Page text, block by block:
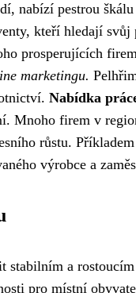
nabízí pestrou
kteří hledají
prosperujících
marketingu.
Nabídka
Mnoho firem v
růstu.
výrobce a
a
pro místní